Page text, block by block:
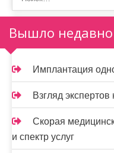
з
а
п
и
с
я
м
Вышло недавно
Имплантация
Взгляд
Скорая
и спектр услуг